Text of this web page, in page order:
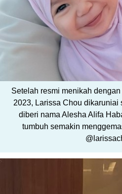
Setelah resmi menikah
2023, Larissa Chou dikaruniai
diberi nama Alesha Alifa
tumbuh semakin